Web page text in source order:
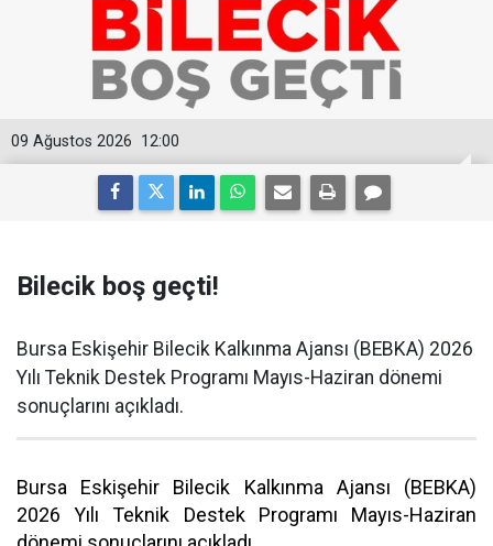
12:00
09 Ağustos 2026
Bilecik boş geçti!
Bursa Eskişehir Bilecik Kalkınma Ajansı (BEBKA) 2026
Yılı Teknik Destek Programı Mayıs-Haziran dönemi
sonuçlarını açıkladı.
Bursa Eskişehir Bilecik Kalkınma Ajansı (BEBKA)
2026 Yılı Teknik Destek Programı Mayıs-Haziran